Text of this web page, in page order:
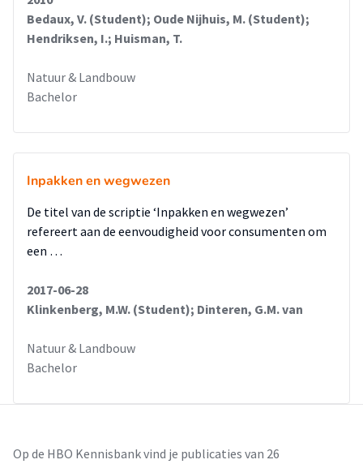
Bedaux, V. (Student); Oude Nijhuis, M. (Student);
Hendriksen, I.; Huisman, T.
Natuur & Landbouw
Bachelor
Inpakken en wegwezen
De titel van de scriptie ‘Inpakken en wegwezen’
refereert aan de eenvoudigheid voor consumenten om
een …
2017-06-28
Klinkenberg, M.W. (Student); Dinteren, G.M. van
Natuur & Landbouw
Bachelor
Op de HBO Kennisbank vind je publicaties van 26